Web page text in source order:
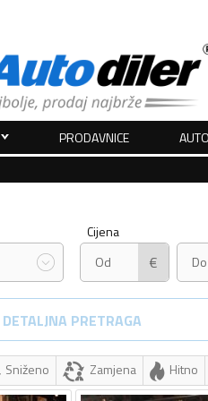
PRODAVNICE
Cijena
€
DETALJNA PRETRAGA
Sniženo Zamjena Hitno